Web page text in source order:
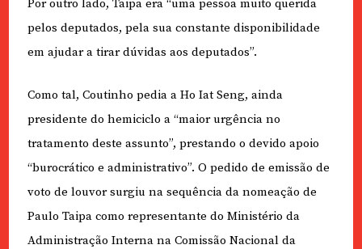
Por outro lado, Taipa era “uma pessoa muito querida
pelos deputados, pela sua constante disponibilidade
em ajudar a tirar dúvidas aos deputados”.
Como tal, Coutinho pedia a Ho Iat Seng, ainda
presidente do hemiciclo a “maior urgência no
tratamento deste assunto”, prestando o devido apoio
“burocrático e administrativo”. O pedido de emissão de
voto de louvor surgiu na sequência da nomeação de
Paulo Taipa como representante do Ministério da
Administração Interna na Comissão Nacional da